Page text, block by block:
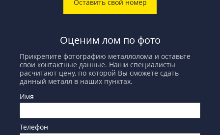
Оставить свой номер
Оценим лом по фото
Прикрепите фотографию металлолома и оставьте
свои контактные данные. Наши специалисты
расчитают цену, по которой Вы сможете сдать
данный металл в наших пунктах.
Имя
Телефон